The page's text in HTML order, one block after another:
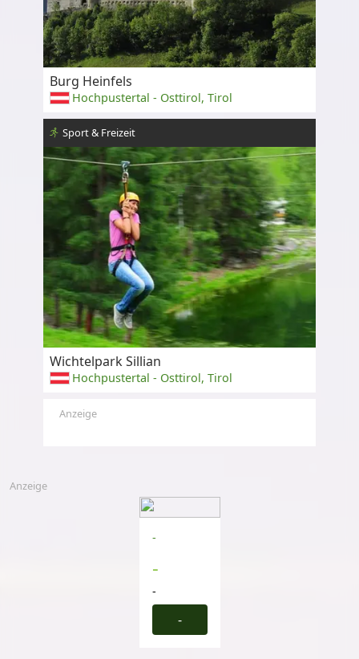
Burg Heinfels
Hochpustertal - Osttirol, Tirol
Sport & Freizeit
Wichtelpark Sillian
Hochpustertal - Osttirol, Tirol
Anzeige
Anzeige
-
-
-
-